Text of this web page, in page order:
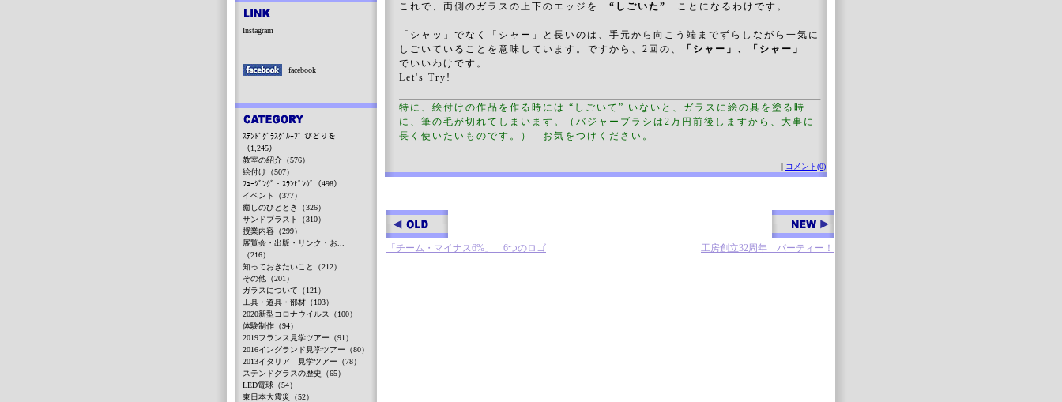
これで、両側のガラスの上下のエッジを “しごいた” ことになるわけです。
「シャッ」でなく「シャー」と長いのは、手元から向こう端までずらしながら一気に
しごいていることを意味しています。ですから、2回の、
「シャー」、「シャー」
でいいわけです。
Let's Try!
特に、絵付けの作品を作る時には “しごいて” いないと、ガラスに絵の具を塗る時
に、筆の毛が切れてしまいます。（バジャーブラシは2万円前後しますから、大事に
長く使いたいものです。） お気をつけください。
| コメント(0)
「チーム・マイナス6%」 6つのロゴ 工房創立32周年 パーティー！
Instagram
facebook
ｽﾃﾝﾄﾞｸﾞﾗｽｸﾞﾙｰﾌﾟ びどりを
（1,245）
教室の紹介（576）
絵付け（507）
ﾌｭｰｼﾞﾝｸﾞ・ｽﾗﾝﾋﾟﾝｸﾞ（498）
イベント（377）
癒しのひととき（326）
サンドブラスト（310）
授業内容（299）
展覧会・出版・リンク・お...
（216）
知っておきたいこと（212）
その他（201）
ガラスについて（121）
工具・道具・部材（103）
2020新型コロナウイルス（100）
体験制作（94）
2019フランス見学ツアー（91）
2016イングランド見学ツアー（80）
2013イタリア 見学ツアー（78）
ステンドグラスの歴史（65）
LED電球（54）
東日本大震災（52）